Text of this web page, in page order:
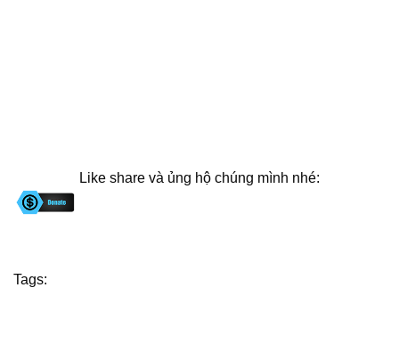
Like share và ủng hộ chúng mình nhé:
Tags: